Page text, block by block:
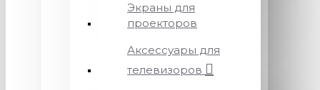
Экраны для
проекторов
Аксессуары для
телевизоров